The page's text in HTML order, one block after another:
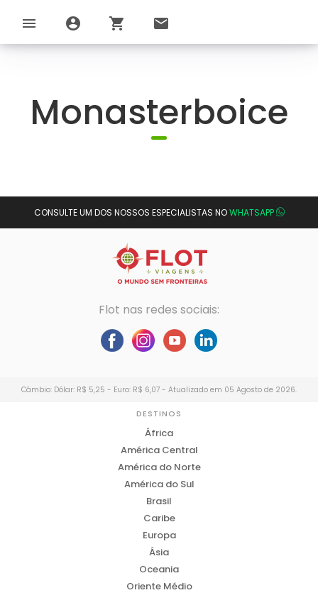
menu account_circle shopping_cart email
Monasterboice
CONSULTE UM DOS NOSSOS ESPECIALISTAS NOWHATSAPP
Flot nas redes sociais:
Câmbio: Dólar: R$ 5,25 - Euro: R$ 6,07 - Atualizado em 05 Agosto de 2026.
DESTINOS
África
América Central
América do Norte
América do Sul
Brasil
Caribe
Europa
Ásia
Oceania
Oriente Médio